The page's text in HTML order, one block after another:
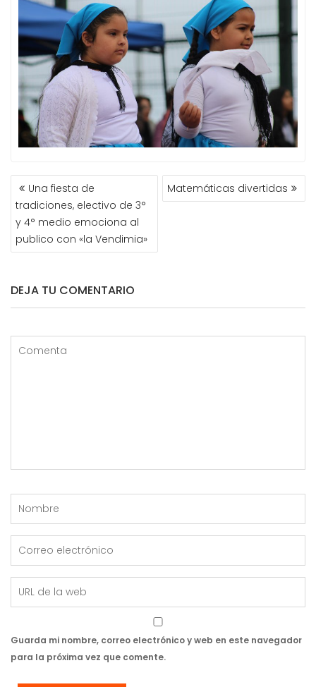
NAVEGACIÓN
DE
ENTRADAS
Una fiesta de
tradiciones, electivo de 3°
y 4° medio emociona al
publico con «la Vendimia»
Matemáticas divertidas
DEJA TU COMENTARIO
Guarda mi nombre, correo electrónico y web en este navegador
para la próxima vez que comente.